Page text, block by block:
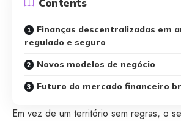
Finanças descentralizadas em
regulado e seguro
Novos modelos de negócio
Futuro do mercado financeiro
Em vez de um território sem regras, o